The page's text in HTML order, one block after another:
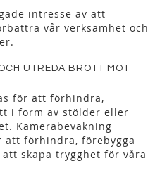
intresse av att
vår verksamhet och
UTREDA BROTT MOT
för att förhindra,
i form av stölder eller
Kamerabevakning
förhindra, förebygga
skapa trygghet för våra